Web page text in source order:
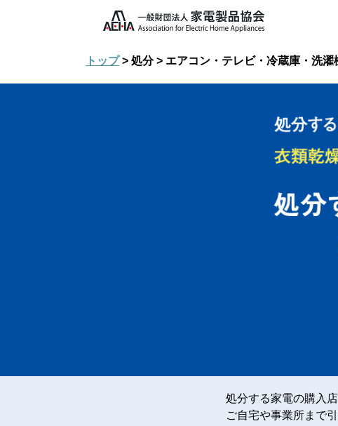
トップ> 処分 > エアコン・テレビ・冷蔵庫・洗濯
処分する家電の購入
ご自宅や事業所まで